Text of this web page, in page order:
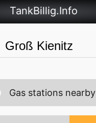
TankBillig.Info
Gas stations nearby